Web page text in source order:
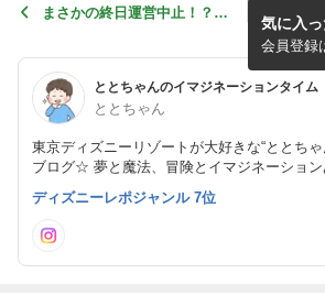
まさかの終日運営中止！？明
本日始ま
ンだけじ
すめの“
始です☆
ととちゃんのイマジネーションタイム
ととちゃん
東京ディズニーリゾートが大好きな“ととち
ブログ☆ 夢と魔法、冒険とイマジネーショ
やイマジネーションタイム（妄想話）を紹介
気に入
会員登録
ディズニーレポジャンル 7位